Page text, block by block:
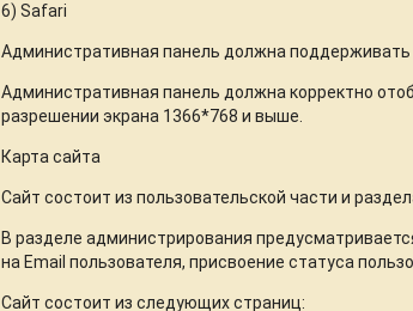
6) Safari
Административная панель должна поддерживать
Административная панель должна корректно
разрешении экрана 1366*768 и выше.
Карта сайта
Сайт состоит из пользовательской части и
В разделе администрирования
на Email пользователя, присвоение статуса
Сайт состоит из следующих страниц: